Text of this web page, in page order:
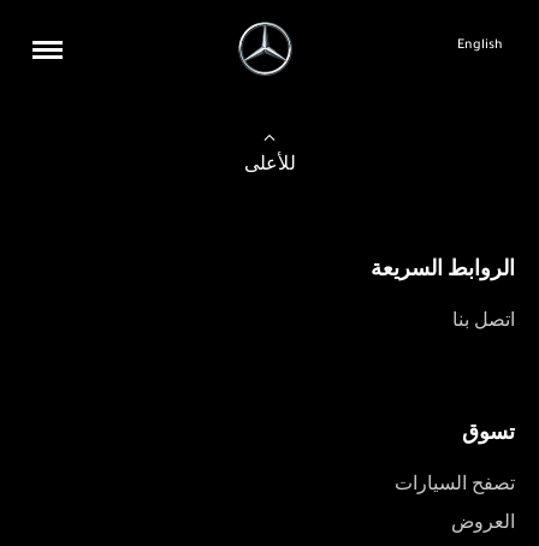
English
للأعلى
الروابط السريعة
اتصل بنا
تسوق
تصفح السيارات
العروض